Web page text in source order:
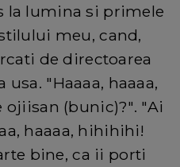
la lumina si primele
meu, cand,
de directoarea
"Haaaa, haaaa,
(bunic)?". "Ai
haaaa, hihihihi!
bine, ca ii porti